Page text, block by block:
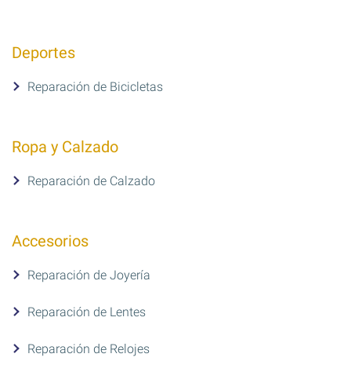
Deportes
Reparación de Bicicletas
Ropa y Calzado
Reparación de Calzado
Accesorios
Reparación de Joyería
Reparación de Lentes
Reparación de Relojes